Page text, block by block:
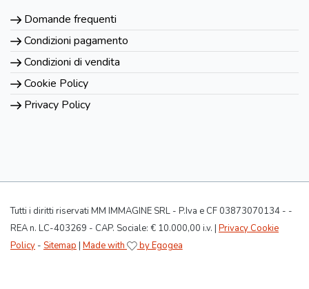
Domande frequenti
Condizioni pagamento
Condizioni di vendita
Cookie Policy
Privacy Policy
Tutti i diritti riservati MM IMMAGINE SRL - P.Iva e CF 03873070134 - -
REA n. LC-403269 - CAP. Sociale: € 10.000,00 i.v. | Privacy Cookie
Policy - Sitemap | Made with by Egogea